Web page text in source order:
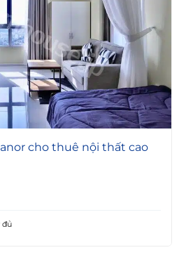
cho thuê nội thất cao
đủ